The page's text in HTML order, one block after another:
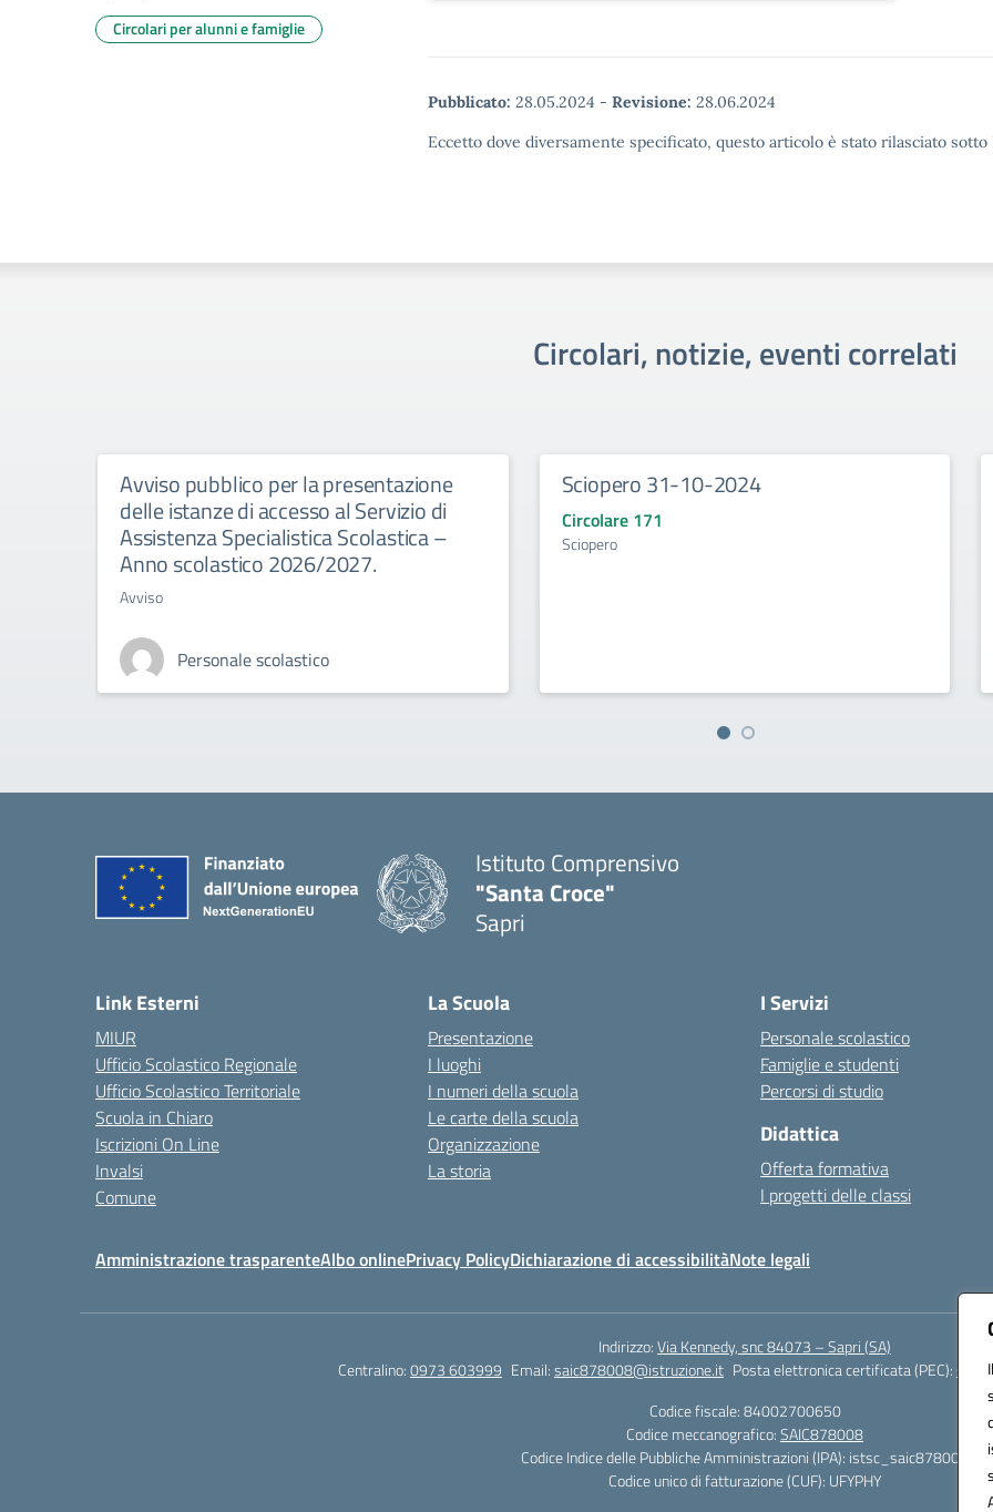
Pubblicato: 28.05.2024 - Revisione: 28.06.2024
Eccetto dove diversamente specificato, questo articolo è stato rilasciato
Circolari per alunni e famiglie
Circolari, notizie, eventi correlati
Avviso pubblico per la presentazione
delle istanze di accesso al Servizio di
Assistenza Specialistica Scolastica –
Anno scolastico 2026/2027.
Avviso
Personale scolastico
Sciopero 31-10-2024
Circolare 171
Sciopero
Istituto Comprensivo
"Santa Croce"
Sapri
Link Esterni
MIUR
Ufficio Scolastico Regionale
Ufficio Scolastico Territoriale
Scuola in Chiaro
Iscrizioni On Line
Invalsi
Comune
La Scuola
Presentazione
I luoghi
I numeri della scuola
Le carte della scuola
Organizzazione
La storia
I Servizi
Personale scolastico
Famiglie e studenti
Percorsi di studio
Didattica
Offerta formativa
I progetti delle classi
Amministrazione trasparenteAlbo onlinePrivacy PolicyDichiarazione di accessibilitàNote legali
Indirizzo:Via Kennedy, snc 84073 – Sapri (SA)
Centralino:0973 603999 Email:saic878008@istruzione.it Posta elettronica certificata (PEC):
Codice fiscale: 84002700650
Codice meccanografico:SAIC878008
Codice Indice delle Pubbliche Amministrazioni (IPA): istsc_saic878008
Codice unico di fatturazione (CUF): UFYPHY